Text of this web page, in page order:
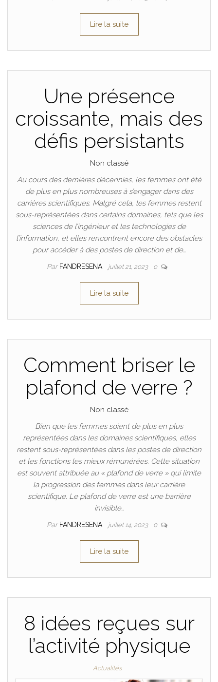
Lire la suite
Une présence
croissante, mais des
défis persistants
Non classé
Au cours des dernières décennies, les femmes ont été
de plus en plus nombreuses à s’engager dans des
carrières scientifiques. Malgré cela, les femmes restent
sous-représentées dans certains domaines, tels que les
sciences de l’ingénieur et les technologies de
l’information, et elles rencontrent encore des obstacles
pour accéder à des postes de direction et de…
Par FANDRESENA juillet 21, 2023 0
Lire la suite
Comment briser le
plafond de verre ?
Non classé
Bien que les femmes soient de plus en plus
représentées dans les domaines scientifiques, elles
restent sous-représentées dans les postes de direction
et les fonctions les mieux rémunérées. Cette situation
est souvent attribuée au « plafond de verre » qui limite
la progression des femmes dans leur carrière
scientifique. Le plafond de verre est une barrière
invisible…
Par FANDRESENA juillet 14, 2023 0
Lire la suite
8 idées reçues sur
l’activité physique
Actualités